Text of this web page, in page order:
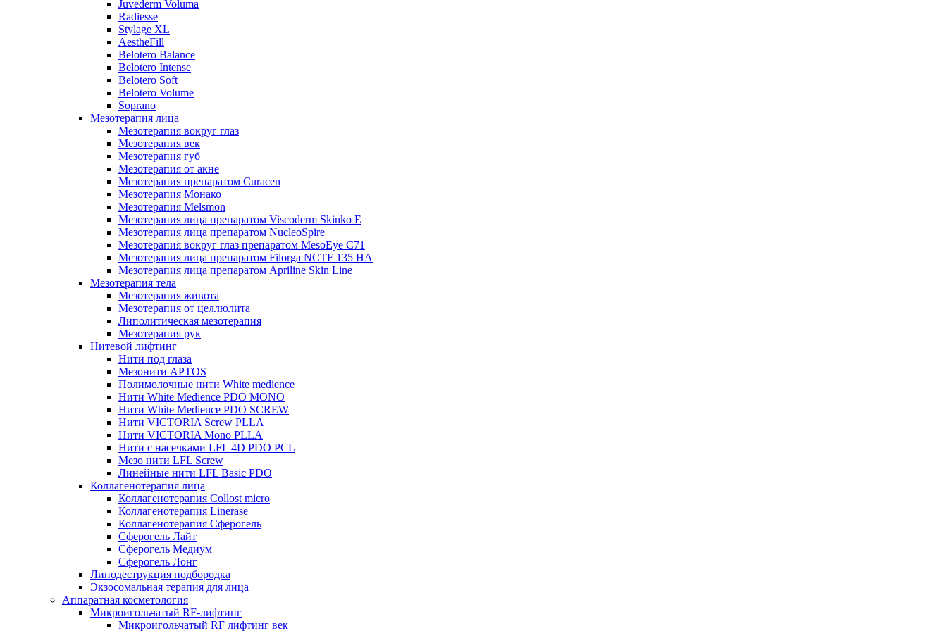
Juvederm Voluma
Radiesse
Stylage XL
AestheFill
Belotero Balance
Belotero Intense
Belotero Soft
Belotero Volume
Soprano
Мезотерапия лица
Мезотерапия вокруг глаз
Мезотерапия век
Мезотерапия губ
Мезотерапия от акне
Мезотерапия препаратом Curacen
Мезотерапия Монако
Мезотерапия Melsmon
Мезотерапия лица препаратом Viscoderm Skinko E
Мезотерапия лица препаратом NucleoSpire
Мезотерапия вокруг глаз препаратом MesoEye С71
Мезотерапия лица препаратом Filorga NCTF 135 HA
Мезотерапия лица препаратом Apriline Skin Line
Мезотерапия тела
Мезотерапия живота
Мезотерапия от целлюлита
Липолитическая мезотерапия
Мезотерапия рук
Нитевой лифтинг
Нити под глаза
Мезонити APTOS
Полимолочные нити White medience
Нити White Medience PDO MONO
Нити White Medience PDO SCREW
Нити VICTORIA Screw PLLA
Нити VICTORIA Mono PLLA
Нити с насечками LFL 4D PDO PCL
Мезо нити LFL Screw
Линейные нити LFL Basic PDO
Коллагенотерапия лица
Коллагенотерапия Collost micro
Коллагенотерапия Linerase
Коллагенотерапия Сферогель
Сферогель Лайт
Сферогель Медиум
Сферогель Лонг
Липодеструкция подбородка
Экзосомальная терапия для лица
Аппаратная косметология
Микроигольчатый RF-лифтинг
Микроигольчатый RF лифтинг век